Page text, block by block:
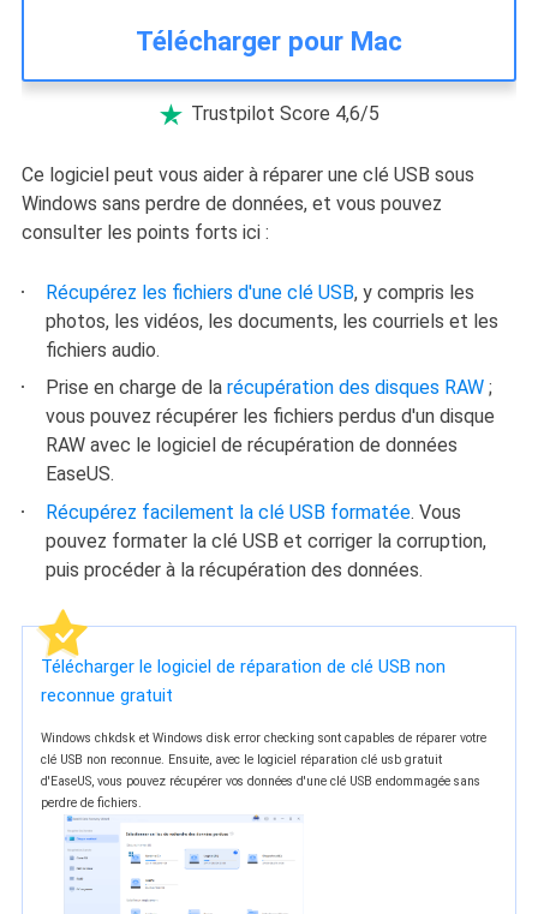
Télécharger pour Mac
 Trustpilot Score 4,6/5
Ce logiciel peut vous aider à réparer une clé USB sous
Windows sans perdre de données, et vous pouvez
consulter les points forts ici :
Récupérez les fichiers d'une clé USB, y compris les
photos, les vidéos, les documents, les courriels et les
fichiers audio.
Prise en charge de la récupération des disques RAW;
vous pouvez récupérer les fichiers perdus d'un disque
RAW avec le logiciel de récupération de données
EaseUS.
Récupérez facilement la clé USB formatée. Vous
pouvez formater la clé USB et corriger la corruption,
puis procéder à la récupération des données.
Télécharger le logiciel de réparation de clé USB non
reconnue gratuit
Windows chkdsk et Windows disk error checking sont capables de réparer votre
clé USB non reconnue. Ensuite, avec le logiciel réparation clé usb gratuit
d'EaseUS, vous pouvez récupérer vos données d'une clé USB endommagée sans
perdre de fichiers.